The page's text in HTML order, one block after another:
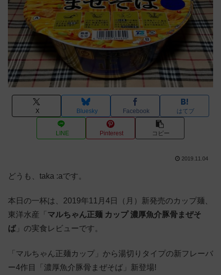
X Bluesky Facebook はてブ
LINE Pinterest コピー
2019.11.04
どうも、taka :aです。
本日の一杯は、2019年11月4日（月）新発売のカップ麺、
東洋水産「 マルちゃん正麺 カップ 濃厚魚介豚骨まぜそ
ば」の実食レビューです。
「マルちゃん正麺カップ」から湯切りタイプの新フレーバ
ー4作目「濃厚魚介豚骨まぜそば」新登場!